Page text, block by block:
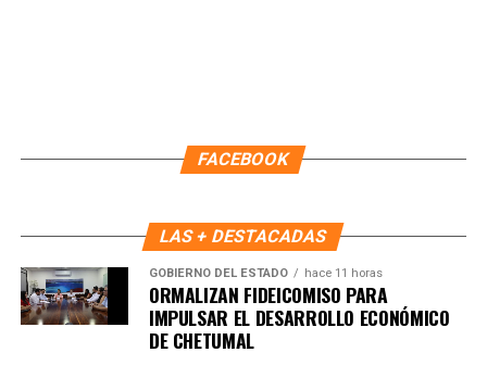
FACEBOOK
LAS + DESTACADAS
GOBIERNO DEL ESTADO hace 11 horas
ORMALIZAN FIDEICOMISO PARA
IMPULSAR EL DESARROLLO ECONÓMICO
DE CHETUMAL